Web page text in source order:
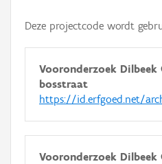
Deze projectcode wordt
Vooronderzoek
bosstraat
https://id.erfgoed.net/
Vooronderzoek